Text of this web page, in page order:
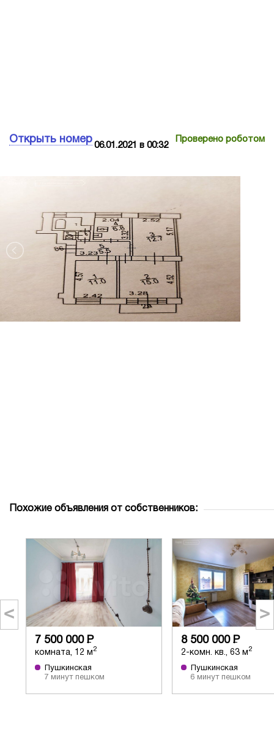
Открыть номер Проверено роботом
06.01.2021 в 00:32
Похожие объявления от собственников:
7 500 000 Р
комната, 12 м 2
Пушкинская
7 минут пешком
8 500 000 Р
2-комн. кв., 63 м 2
Пушкинская
6 минут пешком
< >